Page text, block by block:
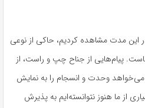
این مدت مشاهده کردیم، حاکی از نوعی
پیام‌هایی از جناح چپ و راست، از
وحدت و انسجام را به نمایش
از ما هنوز نتوانسته‌ایم به پذیرش